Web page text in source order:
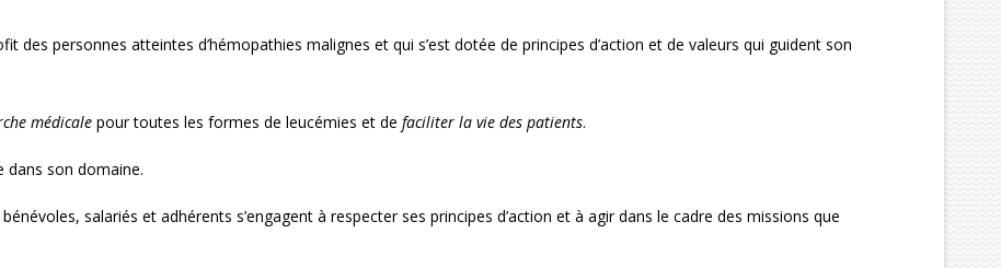
des personnes atteintes d’hémopathies malignes et qui s’est dotée de principes d’action et de valeurs qui guident son
médicale pour toutes les formes de leucémies et de faciliter la vie des patients.
dans son domaine.
salariés et adhérents s’engagent à respecter ses principes d’action et à agir dans le cadre des missions que